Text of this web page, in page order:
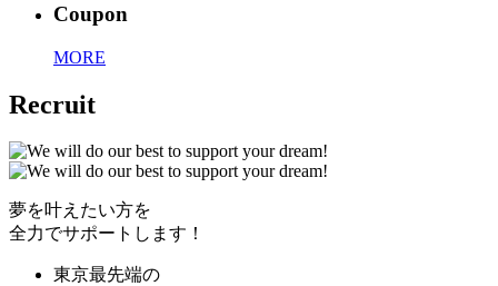
Coupon
MORE
Recruit
夢を叶えたい方を
全力でサポートします！
東京最先端の